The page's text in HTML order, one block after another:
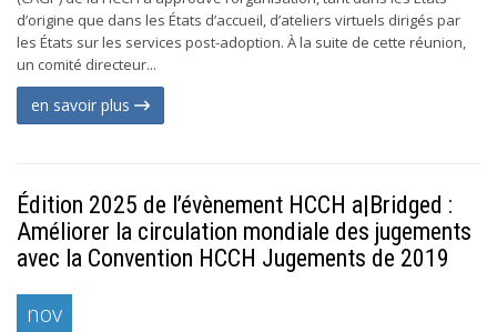
d’origine que dans les États d’accueil, d’ateliers virtuels dirigés par
les États sur les services post-adoption. À la suite de cette réunion,
un comité directeur...
en savoir plus
Édition 2025 de l’évènement HCCH a|Bridged :
Améliorer la circulation mondiale des jugements
avec la Convention HCCH Jugements de 2019
nov